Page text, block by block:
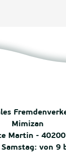
Mimizan
Martin -
von 9